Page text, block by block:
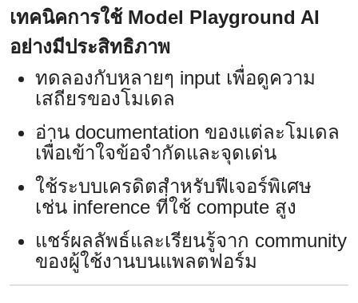
เทคนิคการใช้ Model Playground AI
อย่างมีประสิทธิภาพ
ทดลองกับหลายๆ input เพื่อดูความ
เสถียรของโมเดล
อ่าน documentation ของแต่ละโมเดล
เพื่อเข้าใจข้อจำกัดและจุดเด่น
ใช้ระบบเครดิตสำหรับฟีเจอร์พิเศษ
เช่น inference ที่ใช้ compute สูง
แชร์ผลลัพธ์และเรียนรู้จาก community
ของผู้ใช้งานบนแพลตฟอร์ม